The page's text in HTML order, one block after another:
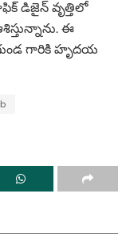
డిజైన్ వృత్తిలో
ఈ
గారికి హృదయ